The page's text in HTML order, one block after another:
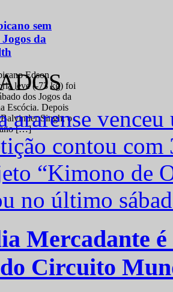
sem
da
Edson
leve (-73 kg) foi
dos Jogos da
Escócia. Depois
Singh, o
[…]
Mercadante
Circuito